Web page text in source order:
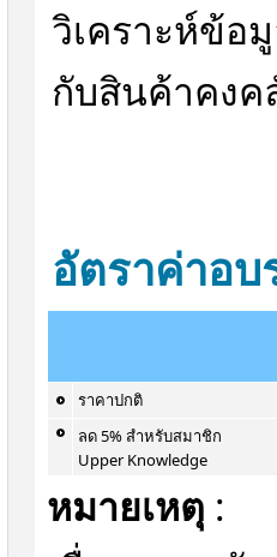
วิเคราะห์ข้อ
กับสินค้าคงค
อัตราค่าอบ
ราคาปกติ
ลด 5% สำหรับสมาชิก
Upper Knowledge
หมายเหตุ :